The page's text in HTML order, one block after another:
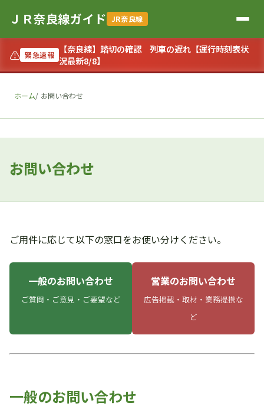
ＪＲ奈良線ガイド JR奈良線
⚠ 緊急速報
【奈良線】踏切の確認 列車の遅れ【運行時刻表状
況最新8/8】
ホーム お問い合わせ
お問い合わせ
ご用件に応じて以下の窓口をお使い分けください。
一般のお問い合わせ
ご質問・ご意見・ご要望など
営業のお問い合わせ
広告掲載・取材・業務提携な
ど
一般のお問い合わせ